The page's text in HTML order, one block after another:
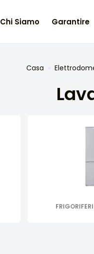
Chi Siamo Garantire
Casa